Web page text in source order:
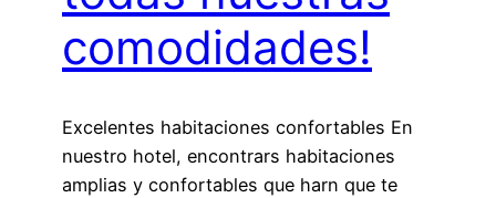
comodidades!
Excelentes habitaciones confortables En
nuestro hotel, encontrars habitaciones
amplias y confortables que harn que te